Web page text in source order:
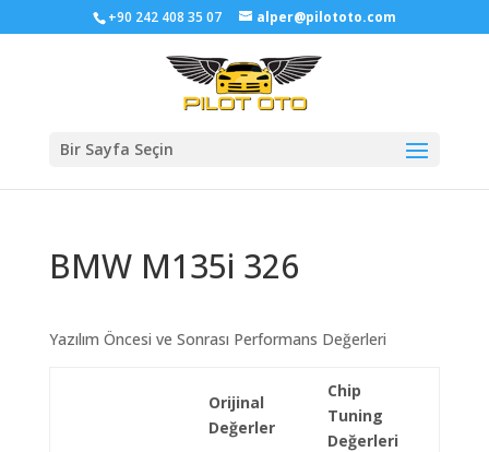
+90 242 408 35 07 alper@pilototo.com
Bir Sayfa Seçin
BMW M135i 326
Yazılım Öncesi ve Sonrası Performans Değerleri
Orijinal
Değerler
Chip
Tuning
Değerleri